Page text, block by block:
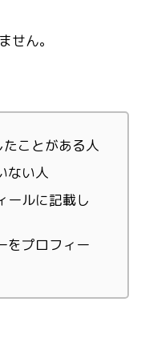
せん。
ことがある人
ない人
ールに記載し
をプロフィー